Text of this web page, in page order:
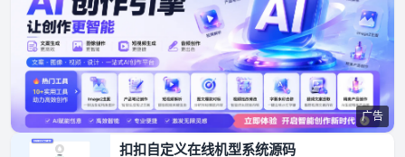
首页
网站源码
软件仓库
广告
扣扣自定义在线机型系统源码